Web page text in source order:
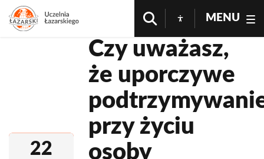
MENU
22
Czy uważasz,
że uporczywe
przy życiu
osoby